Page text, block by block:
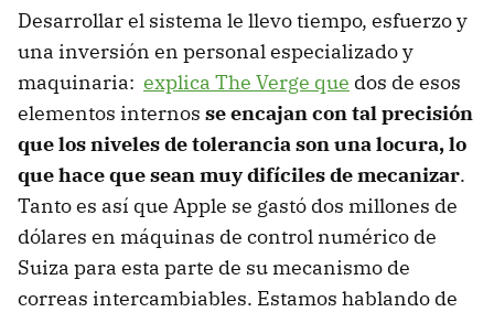
Desarrollar el sistema le llevo tiempo, esfuerzo y
una inversión en personal especializado y
maquinaria: explica The Verge que dos de esos
elementos internos se encajan con tal precisión
que los niveles de tolerancia son una locura, lo
que hace que sean muy difíciles de mecanizar.
Tanto es así que Apple se gastó dos millones de
dólares en máquinas de control numérico de
Suiza para esta parte de su mecanismo de
correas intercambiables. Estamos hablando de